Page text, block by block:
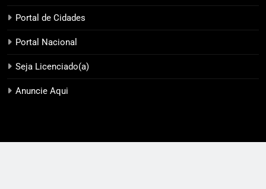
Portal de Cidades
Portal Nacional
Seja Licenciado(a)
Anuncie Aqui